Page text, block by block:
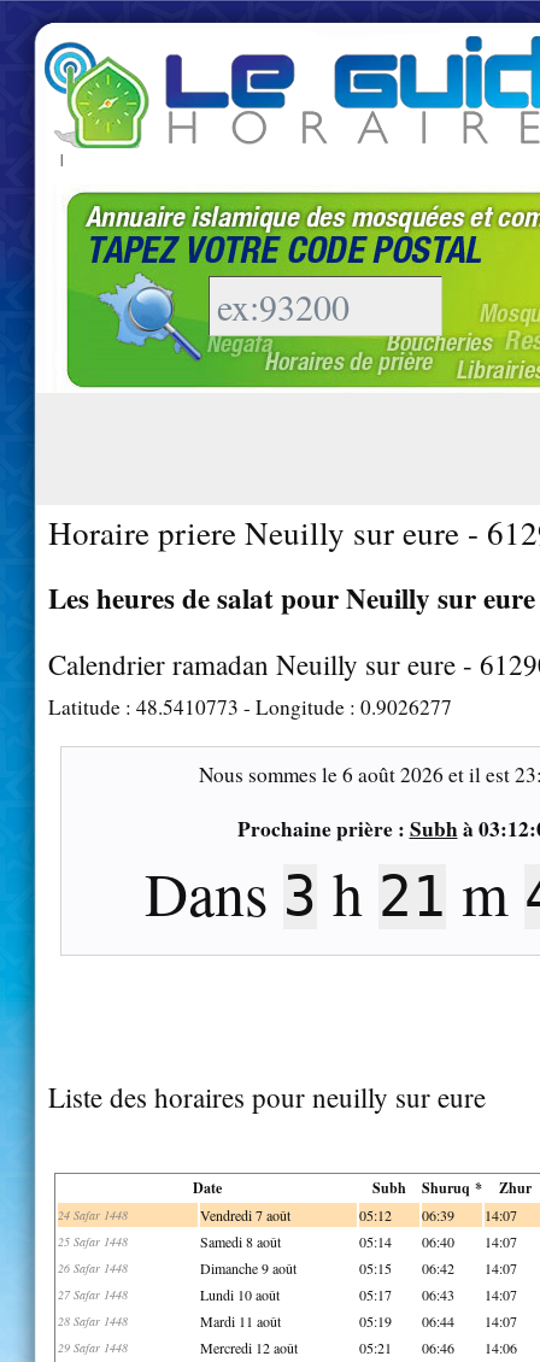
|
Horaire priere Neuilly sur eure -
Les heures de salat pour Neuilly sur
Calendrier ramadan Neuilly sur eure -
Latitude : 48.5410773 - Longitude : 0.9026277
Nous sommes le6 août 2026 et il est
Prochaine prière : Subhà
Dans 3 h 21 m
Liste des horaires pour neuilly sur eure
Date Subh Shuruq * Zhur
24 Safar 1448 Vendredi 7 août 05:12 06:39 14:07
25 Safar 1448 Samedi 8 août 05:14 06:40 14:07
26 Safar 1448 Dimanche 9 août 05:15 06:42 14:07
27 Safar 1448 Lundi 10 août 05:17 06:43 14:07
28 Safar 1448 Mardi 11 août 05:19 06:44 14:07
29 Safar 1448 Mercredi 12 août 05:21 06:46 14:06